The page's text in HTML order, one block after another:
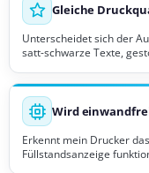
Gleiche
Unterscheidet sich der
satt-schwarze Texte,
Wird
Erkennt mein Drucker
Füllstandsanzeige